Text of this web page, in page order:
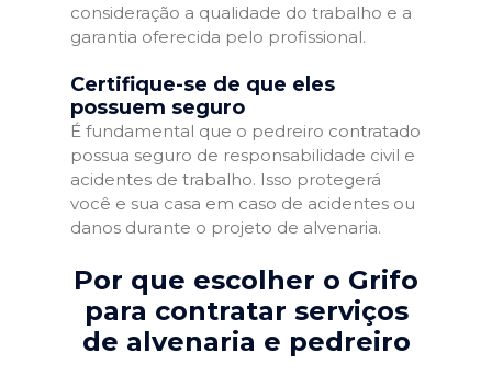
consideração a qualidade do trabalho e a
garantia oferecida pelo profissional.
Certifique-se de que eles
possuem seguro
É fundamental que o pedreiro contratado
possua seguro de responsabilidade civil e
acidentes de trabalho. Isso protegerá
você e sua casa em caso de acidentes ou
danos durante o projeto de alvenaria.
Por que escolher o Grifo
para contratar serviços
de alvenaria e pedreiro